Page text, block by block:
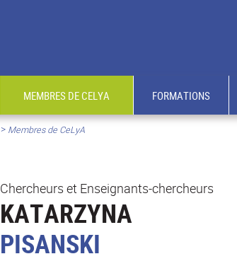
MEMBRES DE CELYA FORMATIONS
> Membres de CeLyA
Chercheurs et Enseignants-chercheurs
KATARZYNA
PISANSKI